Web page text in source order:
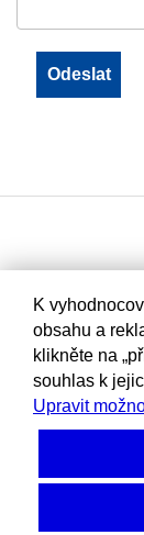
K
obsahu a
klikněte na
souhlas k
Upravit